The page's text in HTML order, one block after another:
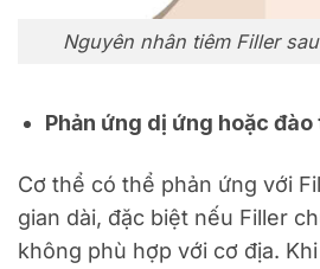
Nguyên nhân tiêm Filler
Phản ứng dị ứng hoặc đào
Cơ thể có thể phản ứng với
gian dài, đặc biệt nếu Filler
không phù hợp với cơ địa.